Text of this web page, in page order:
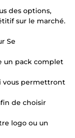
des options,
sur le marché.
Se
un pack complet
vous permettront
de choisir
logo ou un